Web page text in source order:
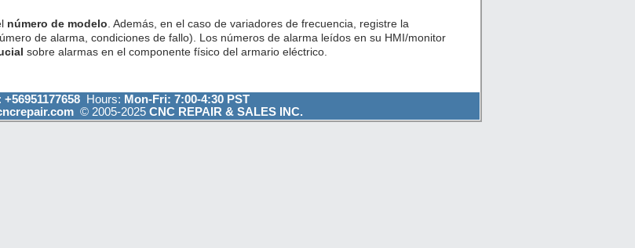
número de modelo . Además, en el caso de variadores de frecuencia, registre la
de alarma, condiciones de fallo). Los números de alarma leídos en su HMI/monitor
sobre alarmas en el componente físico del armario eléctrico.
+56951177658 Hours: Mon-Fri: 7:00-4:30 PST
© 2005-2025 CNC REPAIR & SALES INC.